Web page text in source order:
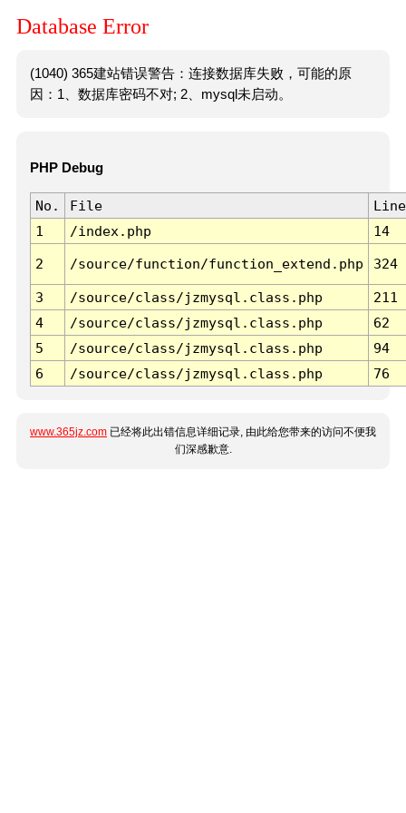
Database Error
(1040) 365建站错误警告：连接数据库失败，可能的原
因：1、数据库密码不对; 2、mysql未启动。
PHP Debug
No. File
Line
1
/index.php 14
2 /source/function/function_extend.php 324
3 /source/class/jzmysql.class.php
211
4
/source/class/jzmysql.class.php
62
5
/source/class/jzmysql.class.php
94
6
/source/class/jzmysql.class.php 76
www.365jz.com 已经将此出错信息详细记录, 由此给您带来的访问不便我
们深感歉意.